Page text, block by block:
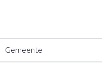
Gemeente